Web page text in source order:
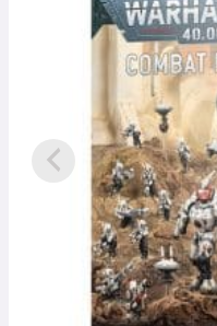
était :
135,00 €.
est :
121,50 €.